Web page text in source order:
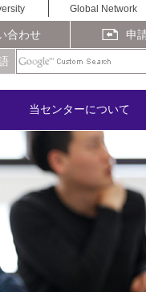
Global Network
合わせ 申
当センターについて